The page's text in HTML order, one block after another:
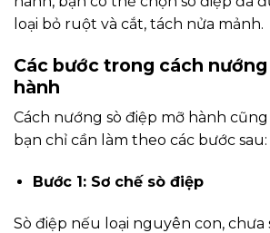
loại bỏ ruột và cắt, tách nửa mảnh.
Các bước trong cách
hành
Cách nướng sò điệp mỡ hành
bạn chỉ cần làm theo các bước sau:
Bước 1: Sơ chế sò điệp
Sò điệp nếu loại nguyên con, chưa